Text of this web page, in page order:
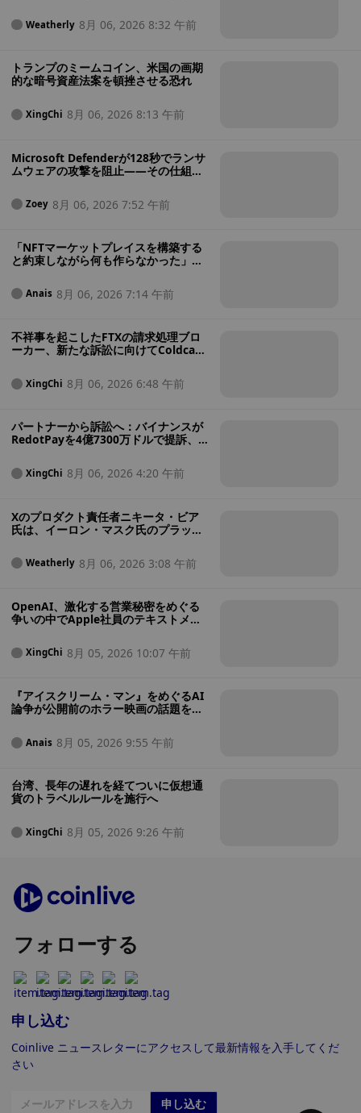
Weatherly 8月 06, 2026 8:32 午前
トランプのミームコイン、米国の画期
的な暗号資産法案を頓挫させる恐れ
XingChi 8月 06, 2026 8:13 午前
Microsoft Defenderが128秒でランサ
ムウェアの攻撃を阻止――その仕組み
Zoey 8月 06, 2026 7:52 午前
「NFTマーケットプレイスを構築する
と約束しながら何も作らなかった」
使い込んだとされるNFT創業者を起訴
Anais 8月 06, 2026 7:14 午前
不祥事を起こしたFTXの請求処理ブロ
ーカー、新たな訴訟に向けてColdcard
XingChi 8月 06, 2026 6:48 午前
パートナーから訴訟へ：バイナンスが
RedotPayを4億7300万ドルで提訴、
て50万人近くのユーザーを奪ったと主
張 XingChi 8月 06, 2026 4:20 午前
Xのプロダクト責任者ニキータ・ビア
氏は、イーロン・マスク氏のプラット
事」だと述べ、一息つくために辞任し
た。Weatherly 8月 06, 2026 3:08 午前
OpenAI、激化する営業秘密をめぐる
争いの中でApple社員のテキストメッ
XingChi 8月 05, 2026 10:07 午前
『アイスクリーム・マン』をめぐるAI
論争が公開前のホラー映画の話題を覆
違えた」と認めた
Anais 8月 05, 2026 9:55 午前
台湾、長年の遅れを経てついに仮想通
貨のトラベルルールを施行へ
XingChi 8月 05, 2026 9:26 午前
フォローする
申し込む
Coinlive ニュースレターにアクセスして最新情報を入手してくだ
さい
申し込む